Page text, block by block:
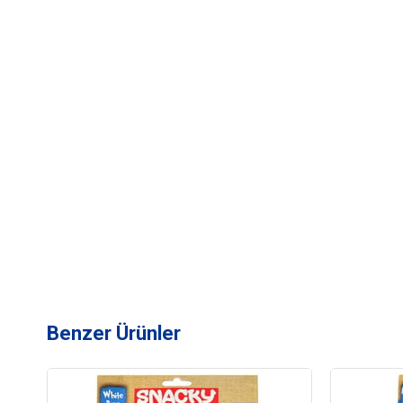
Benzer Ürünler